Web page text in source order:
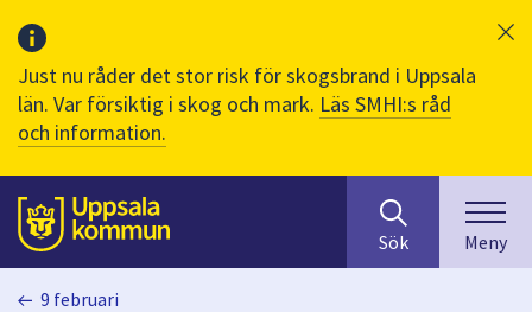
Just nu råder det stor risk för skogsbrand i Uppsala
län. Var försiktig i skog och mark. Läs SMHI:s råd
och information.
Till sidans
huvudinnehåll
efter
innehåll
på
Sök Meny
9 februari